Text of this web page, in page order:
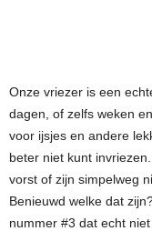
Onze vriezer is een
dagen, of zelfs weken
voor ijsjes en andere
beter niet kunt
vorst of zijn simpelweg
Benieuwd welke dat
nummer #3 dat echt